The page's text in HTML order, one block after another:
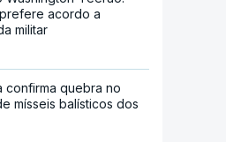
acordo a
militar
confirma quebra no
mísseis balísticos dos